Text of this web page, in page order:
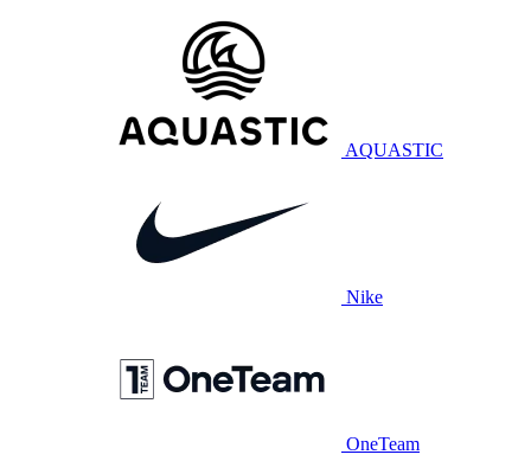
AQUASTIC
Nike
OneTeam